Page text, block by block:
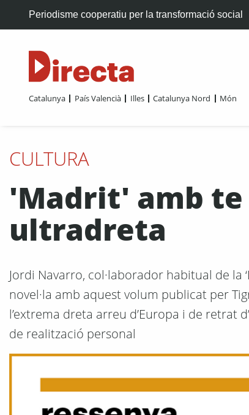
Periodisme cooperatiu per la transformació social
Catalunya País Valencià Illes Catalunya Nord Món
CULTURA
'Madrit' amb
ultradreta
Jordi Navarro, col·laborador habitual de la
novel·la amb aquest volum publicat per
l’extrema dreta arreu d’Europa i de retrat
de realització personal